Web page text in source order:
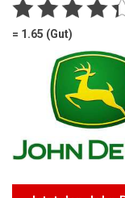
= 1.65 (Gut)